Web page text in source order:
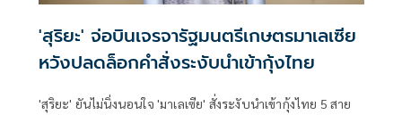
'สุริยะ' จ่อบินเจรจารัฐมนตรีเกษตรมาเลเซีย
หวังปลดล็อกคำสั่งระงับนำเข้ากุ้งไทย
'สุริยะ' ยันไม่นิ่งนอนใจ 'มาเลเซีย' สั่งระงับนำเข้ากุ้งไทย 5 สาย